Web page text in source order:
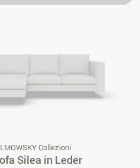
Collezioni
Silea in Leder